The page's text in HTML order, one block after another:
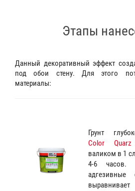
Этапы
Данный декоративный эффект
под обои стену. Для этого
материалы:
Грунт
Color
валиком в 1
4-6 часов.